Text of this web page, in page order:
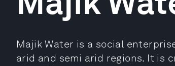
Majik Water is a social
arid and semi arid regions. It is